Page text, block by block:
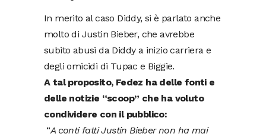
In merito al caso Diddy, si è parlato anche
molto di Justin Bieber, che avrebbe
subito abusi da Diddy a inizio carriera e
degli omicidi di Tupac e Biggie.
A tal proposito, Fedez ha delle fonti e
delle notizie “scoop” che ha voluto
condividere con il pubblico:
“A conti fatti Justin Bieber non ha mai